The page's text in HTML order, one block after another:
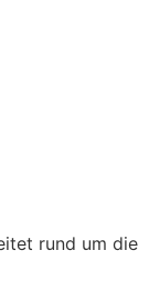
rund um die